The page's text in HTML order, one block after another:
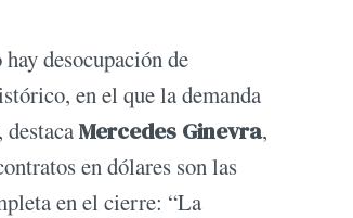
desocupación de
en el que la demanda
Mercedes Ginevra,
en dólares son las
en el cierre: “La